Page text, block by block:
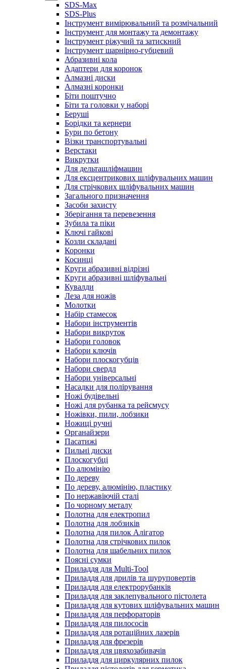
SDS-Max
SDS-Plus
Інструмент вимірювальний та розмічальний
Інструмент для монтажу та демонтажу
Інструмент ріжучий та затискний
Інструмент шарнірно-губцевий
Абразивні кола
Адаптери для коронок
Алмазні диски
Алмазні коронки
Біти поштучно
Біти та головки у наборі
Беруші
Борідки та кернери
Бури по бетону
Візки транспортувальні
Верстаки
Викрутки
Для дельташліфмашин
Для ексцентрикових шліфувальних машин
Для стрічкових шліфувальних машин
Загального призначення
Засоби захисту
Зберігання та перевезення
Зубила та піки
Ключі гайкові
Козли складані
Коронки
Косинці
Круги абразивні відрізні
Круги абразивні шліфувальні
Кувалди
Леза для ножів
Молотки
Набір стамесок
Набори інструментів
Набори викруток
Набори головок
Набори ключів
Набори плоскогубців
Набори свердл
Набори універсальні
Насадки для полірування
Ножі будівельні
Ножі для рубанка та рейсмусу
Ножівки, пили, лобзики
Ножиці ручні
Органайзери
Пасатижі
Пильні диски
Плоскогубці
По алюмінію
По дереву
По дереву, алюмінію, пластику
По нержавіючій сталі
По чорному металу
Полотна для електропил
Полотна для лобзиків
Полотна для пилок Алігатор
Полотна для стрічкових пилок
Полотна для шабельних пилок
Поясні сумки
Приладдя для Multi-Tool
Приладдя для дрилів та шуруповертів
Приладдя для електрорубанків
Приладдя для заклепувального пістолета
Приладдя для кутових шліфувальних машин
Приладдя для перфораторів
Приладдя для пилососів
Приладдя для ротаційних лазерів
Приладдя для фрезерів
Приладдя для цвяхозабивачів
Приладдя для циркулярних пилок